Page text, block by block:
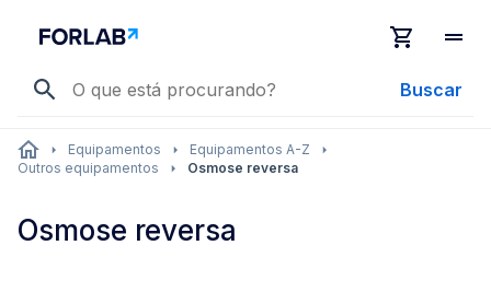
Buscar
Equipamentos
Equipamentos A-Z
Outros equipamentos
Osmose reversa
Osmose reversa